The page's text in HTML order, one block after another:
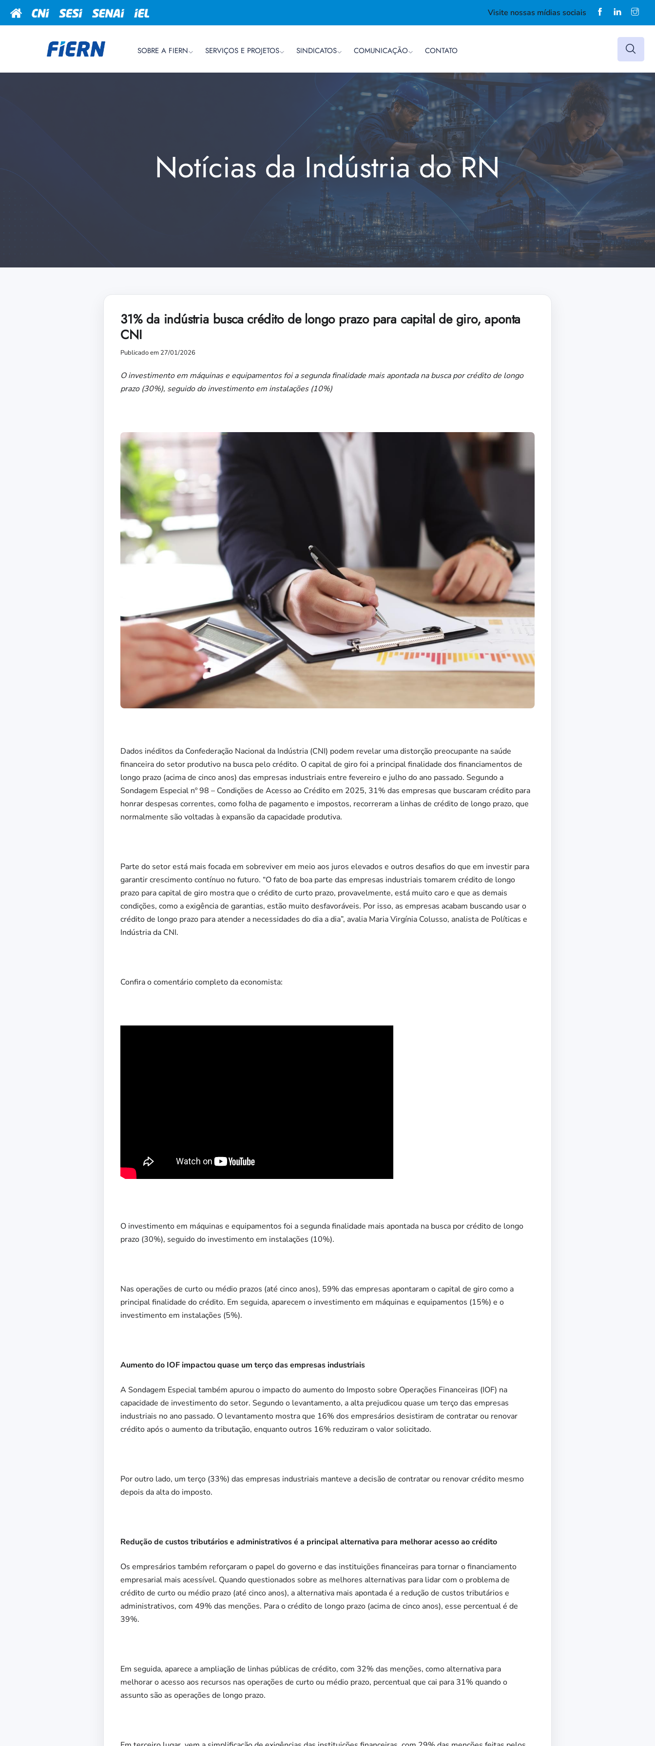
Visite nossas mídias sociais
SOBRE A FIERN SERVIÇOS E PROJETOS SINDICATOS COMUNICAÇÃO CONTATO
Notícias da Indústria do RN
31% da indústria busca crédito de longo prazo para capital de giro, aponta
CNI
Publicado em 27/01/2026
O investimento em máquinas e equipamentos foi a segunda finalidade mais apontada na busca por crédito de longo
prazo (30%), seguido do investimento em instalações (10%)
Dados inéditos da Confederação Nacional da Indústria (CNI) podem revelar uma distorção preocupante na saúde
financeira do setor produtivo na busca pelo crédito. O capital de giro foi a principal finalidade dos financiamentos de
longo prazo (acima de cinco anos) das empresas industriais entre fevereiro e julho do ano passado. Segundo a
Sondagem Especial nº 98 – Condições de Acesso ao Crédito em 2025, 31% das empresas que buscaram crédito para
honrar despesas correntes, como folha de pagamento e impostos, recorreram a linhas de crédito de longo prazo, que
normalmente são voltadas à expansão da capacidade produtiva.
Parte do setor está mais focada em sobreviver em meio aos juros elevados e outros desafios do que em investir para
garantir crescimento contínuo no futuro. “O fato de boa parte das empresas industriais tomarem crédito de longo
prazo para capital de giro mostra que o crédito de curto prazo, provavelmente, está muito caro e que as demais
condições, como a exigência de garantias, estão muito desfavoráveis. Por isso, as empresas acabam buscando usar o
crédito de longo prazo para atender a necessidades do dia a dia”, avalia Maria Virgínia Colusso, analista de Políticas e
Indústria da CNI.
Confira o comentário completo da economista:
O investimento em máquinas e equipamentos foi a segunda finalidade mais apontada na busca por crédito de longo
prazo (30%), seguido do investimento em instalações (10%).
Nas operações de curto ou médio prazos (até cinco anos), 59% das empresas apontaram o capital de giro como a
principal finalidade do crédito. Em seguida, aparecem o investimento em máquinas e equipamentos (15%) e o
investimento em instalações (5%).
Aumento do IOF impactou quase um terço das empresas industriais
A Sondagem Especial também apurou o impacto do aumento do Imposto sobre Operações Financeiras (IOF) na
capacidade de investimento do setor. Segundo o levantamento, a alta prejudicou quase um terço das empresas
industriais no ano passado. O levantamento mostra que 16% dos empresários desistiram de contratar ou renovar
crédito após o aumento da tributação, enquanto outros 16% reduziram o valor solicitado.
Por outro lado, um terço (33%) das empresas industriais manteve a decisão de contratar ou renovar crédito mesmo
depois da alta do imposto.
Redução de custos tributários e administrativos é a principal alternativa para melhorar acesso ao crédito
Os empresários também reforçaram o papel do governo e das instituições financeiras para tornar o financiamento
empresarial mais acessível. Quando questionados sobre as melhores alternativas para lidar com o problema de
crédito de curto ou médio prazo (até cinco anos), a alternativa mais apontada é a redução de custos tributários e
administrativos, com 49% das menções. Para o crédito de longo prazo (acima de cinco anos), esse percentual é de
39%.
Em seguida, aparece a ampliação de linhas públicas de crédito, com 32% das menções, como alternativa para
melhorar o acesso aos recursos nas operações de curto ou médio prazo, percentual que cai para 31% quando o
assunto são as operações de longo prazo.